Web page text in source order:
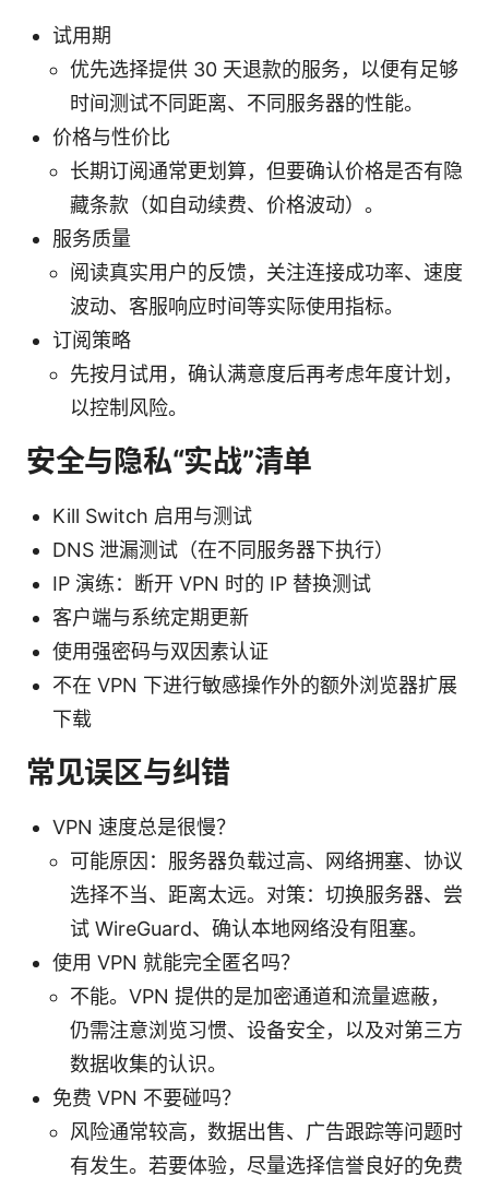
试用期
优先选择提供 30 天退款的服务，以便有足够
时间测试不同距离、不同服务器的性能。
价格与性价比
长期订阅通常更划算，但要确认价格是否有隐
藏条款（如自动续费、价格波动）。
服务质量
阅读真实用户的反馈，关注连接成功率、速度
波动、客服响应时间等实际使用指标。
订阅策略
先按月试用，确认满意度后再考虑年度计划，
以控制风险。
安全与隐私“实战”清单
Kill Switch 启用与测试
DNS 泄漏测试（在不同服务器下执行）
IP 演练：断开 VPN 时的 IP 替换测试
客户端与系统定期更新
使用强密码与双因素认证
不在 VPN 下进行敏感操作外的额外浏览器扩展
下载
常见误区与纠错
VPN 速度总是很慢？
可能原因：服务器负载过高、网络拥塞、协议
选择不当、距离太远。对策：切换服务器、尝
试 WireGuard、确认本地网络没有阻塞。
使用 VPN 就能完全匿名吗？
不能。VPN 提供的是加密通道和流量遮蔽，
仍需注意浏览习惯、设备安全，以及对第三方
数据收集的认识。
免费 VPN 不要碰吗？
风险通常较高，数据出售、广告跟踪等问题时
有发生。若要体验，尽量选择信誉良好的免费